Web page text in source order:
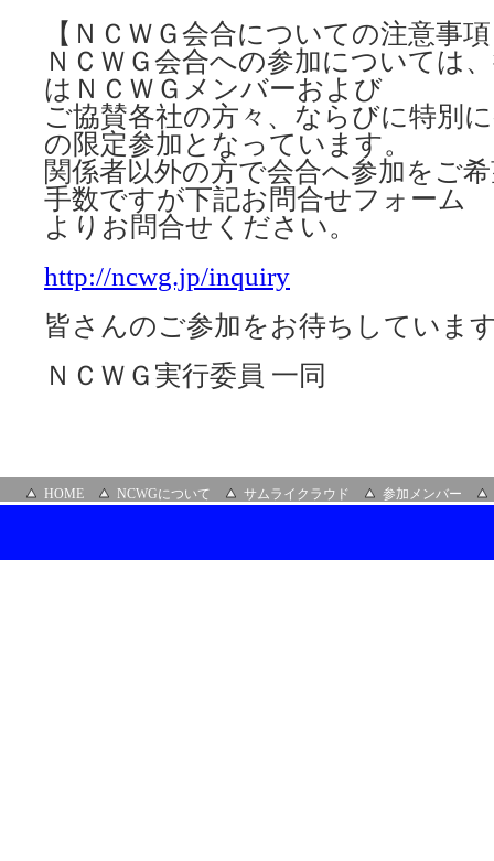
【ＮＣＷＧ会合についての注意事
ＮＣＷＧ会合への参加については
はＮＣＷＧメンバーおよび
ご協賛各社の方々、ならびに特別
の限定参加となっています。
関係者以外の方で会合へ参加をご
手数ですが下記お問合せフォーム
よりお問合せください。
http://ncwg.jp/inquiry
皆さんのご参加をお待ちしていま
ＮＣＷＧ実行委員 一同
HOME NCWGについて サムライクラウド 参加メンバー